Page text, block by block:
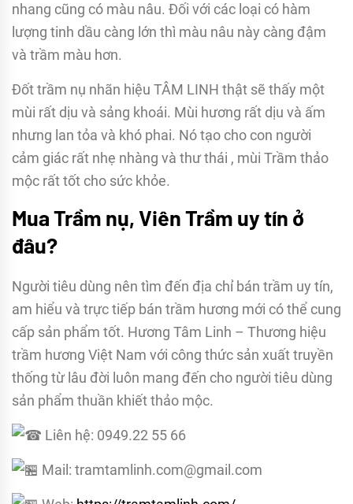
nhang cũng có màu nâu. Đối với các loại có hàm
lượng tinh dầu càng lớn thì màu nâu này càng đậm
và trầm màu hơn.
Đốt trầm nụ nhãn hiệu TÂM LINH thật sẽ thấy một
mùi rất dịu và sảng khoái. Mùi hương rất dịu và ấm
nhưng lan tỏa và khó phai. Nó tạo cho con người
cảm giác rất nhẹ nhàng và thư thái , mùi Trầm thảo
mộc rất tốt cho sức khỏe.
Mua Trầm nụ, Viên Trầm uy tín ở
đâu?
Người tiêu dùng nên tìm đến địa chỉ bán trầm uy tín,
am hiểu và trực tiếp bán trầm hương mới có thể cung
cấp sản phẩm tốt. Hương Tâm Linh – Thương hiệu
trầm hương Việt Nam với công thức sản xuất truyền
thống từ lâu đời luôn mang đến cho người tiêu dùng
sản phẩm thuần khiết thảo mộc.
Liên hệ: 0949.22 55 66
Mail: tramtamlinh.com@gmail.com